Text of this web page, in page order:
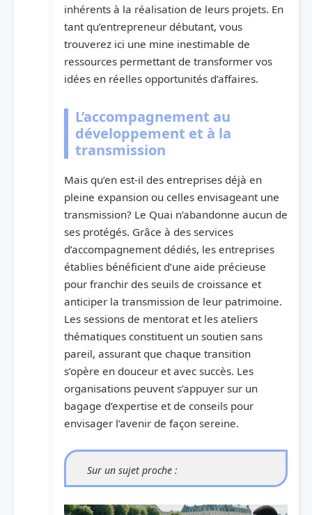
inhérents à la réalisation de leurs projets. En
tant qu’entrepreneur débutant, vous
trouverez ici une mine inestimable de
ressources permettant de transformer vos
idées en réelles opportunités d’affaires.
L’accompagnement au
développement et à la
transmission
Mais qu’en est-il des entreprises déjà en
pleine expansion ou celles envisageant une
transmission? Le Quai n’abandonne aucun de
ses protégés. Grâce à des services
d’accompagnement dédiés, les entreprises
établies bénéficient d’une aide précieuse
pour franchir des seuils de croissance et
anticiper la transmission de leur patrimoine.
Les sessions de mentorat et les ateliers
thématiques constituent un soutien sans
pareil, assurant que chaque transition
s’opère en douceur et avec succès. Les
organisations peuvent s’appuyer sur un
bagage d’expertise et de conseils pour
envisager l’avenir de façon sereine.
Sur un sujet proche :